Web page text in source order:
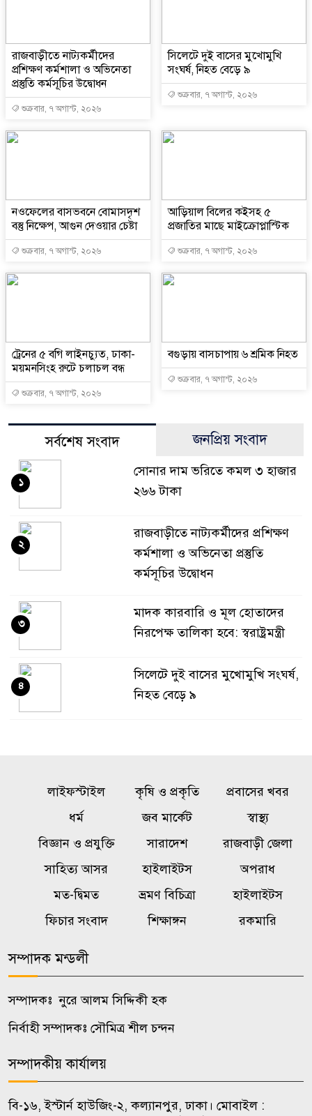
রাজবাড়ীতে নাট্যকর্মীদের
প্রশিক্ষণ কর্মশালা ও অভিনেতা
প্রস্তুতি কর্মসূচির উদ্বোধন
শুক্রবার, ৭ অগাস্ট, ২০২৬
সিলেটে দুই বাসের মুখোমুখি
সংঘর্ষ, নিহত বেড়ে ৯
শুক্রবার, ৭ অগাস্ট, ২০২৬
নওফেলের বাসভবনে বোমাসদৃশ
বস্তু নিক্ষেপ, আগুন দেওয়ার চেষ্টা
শুক্রবার, ৭ অগাস্ট, ২০২৬
আড়িয়াল বিলের কইসহ ৫
প্রজাতির মাছে মাইক্রোপ্লাস্টিক
শুক্রবার, ৭ অগাস্ট, ২০২৬
ট্রেনের ৫ বগি লাইনচ্যুত, ঢাকা-
ময়মনসিংহ রুটে চলাচল বন্ধ
শুক্রবার, ৭ অগাস্ট, ২০২৬
বগুড়ায় বাসচাপায় ৬ শ্রমিক নিহত
শুক্রবার, ৭ অগাস্ট, ২০২৬
সর্বশেষ সংবাদ জনপ্রিয় সংবাদ
সোনার দাম ভরিতে কমল ৩ হাজার
২৬৬ টাকা
১
রাজবাড়ীতে নাট্যকর্মীদের প্রশিক্ষণ
কর্মশালা ও অভিনেতা প্রস্তুতি
কর্মসূচির উদ্বোধন
২
মাদক কারবারি ও মূল হোতাদের
নিরপেক্ষ তালিকা হবে: স্বরাষ্ট্রমন্ত্রী
৩
সিলেটে দুই বাসের মুখোমুখি সংঘর্ষ,
নিহত বেড়ে ৯
৪
নওফেলের বাসভবনে বোমাসদৃশ বস্তু
নিক্ষেপ, আগুন দেওয়ার চেষ্টা
আড়িয়াল বিলের কইসহ ৫ প্রজাতির
বিশ্বকাপ বয়কটের সিদ্ধান্ত থেকে
করতে নির্বাহী আদেশে ট্রাম্পের
স্বাক্ষর
৯
ডিমের ডজন ১৫০
লাইফস্টাইল কৃষি ও প্রকৃতি
প্রবাসের খবর
ধর্ম
জব মার্কেট
স্বাস্থ্য
বিজ্ঞান ও প্রযুক্তি
সারাদেশ
রাজবাড়ী জেলা
সাহিত্য আসর
হাইলাইটস
অপরাধ
মত-দ্বিমত
ভ্রমণ বিচিত্রা
হাইলাইটস
ফিচার সংবাদ
শিক্ষাঙ্গন রকমারি
সম্পাদক মন্ডলী
সম্পাদকঃ নুরে আলম সিদ্দিকী হক
নির্বাহী সম্পাদকঃ সৌমিত্র শীল চন্দন
সম্পাদকীয় কার্যালয়
বি-১৬, ইস্টার্ন হাউজিং-২, কল্যানপুর, ঢাকা। মোবাইল :